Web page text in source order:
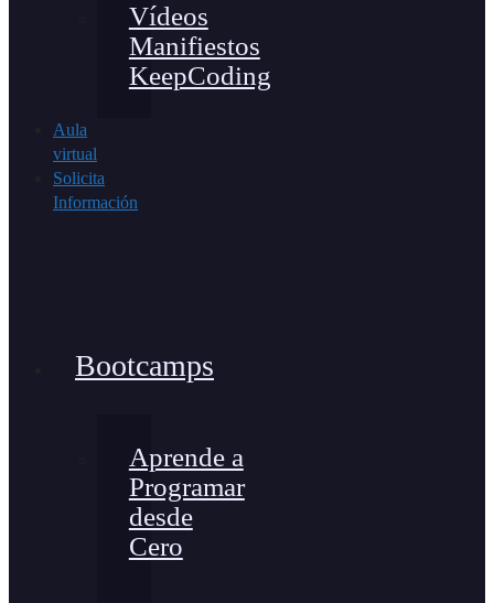
Vídeos
Manifiestos
KeepCoding
Aula
virtual
Solicita
Información
Bootcamps
Aprende a
Programar
desde
Cero